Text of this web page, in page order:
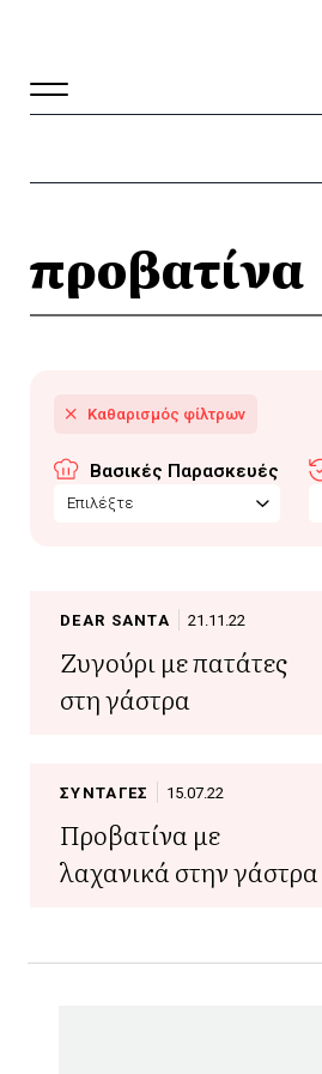
προβατίνα
Βασικές Παρασκευές
Επιλέξτε
DEAR SANTA 21.11.22
Ζυγούρι με πατάτες
στη γάστρα
ΣΥΝΤΑΓΕΣ 15.07.22
Προβατίνα με
λαχανικά στην γάστρα